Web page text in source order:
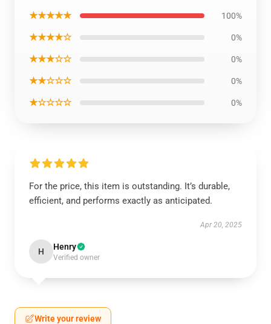
★★★★★ 100%
★★★★☆ 0%
★★★☆☆ 0%
★★☆☆☆ 0%
★☆☆☆☆ 0%
For the price, this item is outstanding. It’s durable,
efficient, and performs exactly as anticipated.
Apr 20, 2025
H Henry
Verified owner
Write your review